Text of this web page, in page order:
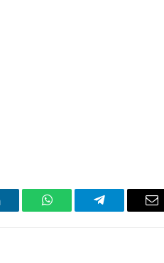
WhatsAppTelegram